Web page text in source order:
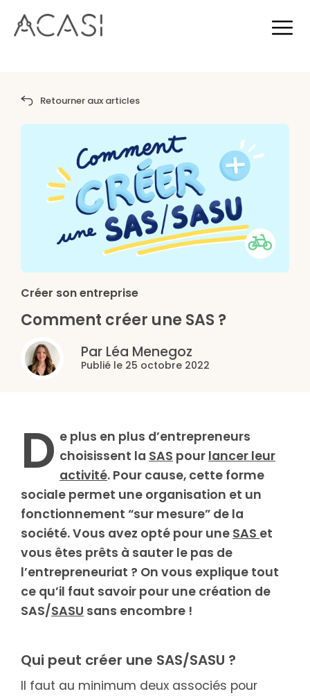
Retourner aux articles
Créer son entreprise
Comment créer une SAS ?
Par Léa Menegoz
Publié le 25 octobre 2022
D e plus en plus d’entrepreneurs
choisissent la SAS pour lancer leur
activité. Pour cause, cette forme
sociale permet une organisation et un
fonctionnement “sur mesure” de la
société. Vous avez opté pour une SAS et
vous êtes prêts à sauter le pas de
l’entrepreneuriat ? On vous explique tout
ce qu’il faut savoir pour une création de
SAS/SASU sans encombre !
Qui peut créer une SAS/SASU ?
Il faut au minimum deux associés pour